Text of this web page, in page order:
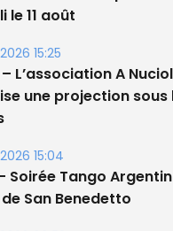
15:57
11 août
15:25
L’association A Nuciola
15:04